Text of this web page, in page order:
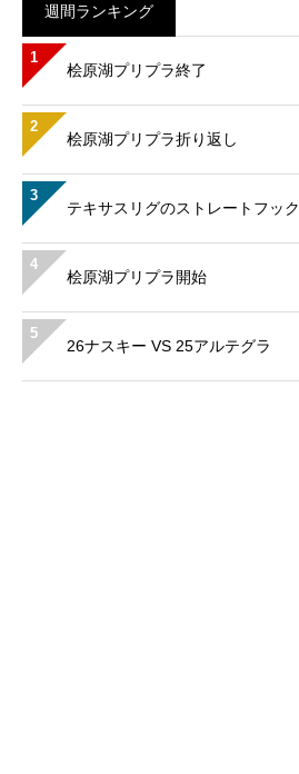
週間ランキング
1
桧原湖プリプラ終了
2
桧原湖プリプラ折り返し
3
テキサスリグのストレートフック
4
桧原湖プリプラ開始
5
26ナスキー VS 25アルテグラ